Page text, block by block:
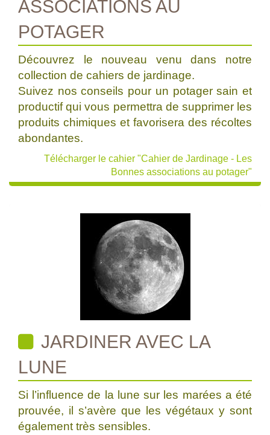
ASSOCIATIONS AU
POTAGER
Découvrez le nouveau venu dans notre
collection de cahiers de jardinage.
Suivez nos conseils pour un potager sain et
productif qui vous permettra de supprimer les
produits chimiques et favorisera des récoltes
abondantes.
Télécharger le cahier "Cahier de Jardinage - Les
Bonnes associations au potager"
JARDINER AVEC LA
LUNE
Si l’influence de la lune sur les marées a été
prouvée, il s’avère que les végétaux y sont
également très sensibles.